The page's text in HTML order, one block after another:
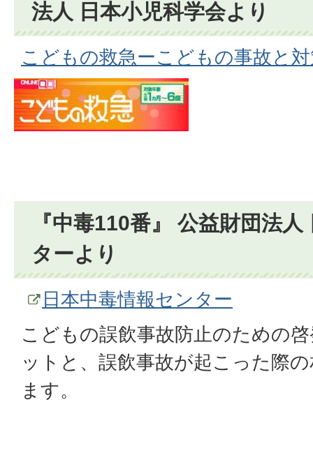
法人 日本小児科学会より
こどもの救急ーこどもの事故と
『中毒110番』 公益財団法
ターより
日本中毒情報センター
こどもの誤飲事故防止のための
ットと、誤飲事故が起こった際
ます。